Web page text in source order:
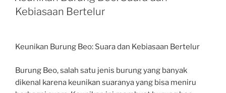
Kebiasaan Bertelur
Keunikan Burung Beo: Suara dan Kebiasaan Bertelur
Burung Beo, salah satu jenis burung yang banyak
dikenal karena keunikan suaranya yang bisa meniru